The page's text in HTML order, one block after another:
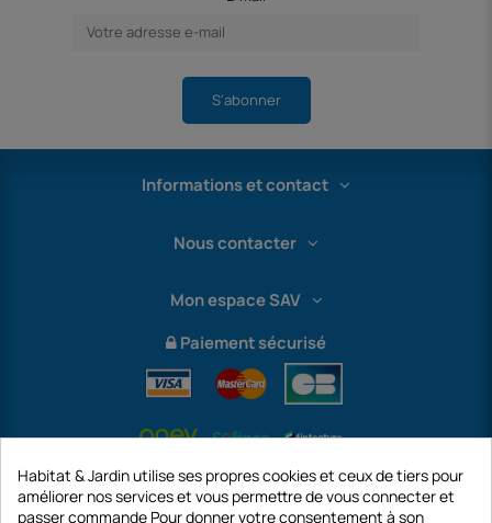
S'abonner
Informations et contact
Nous contacter
Mon espace SAV
Paiement sécurisé
Habitat & Jardin utilise ses propres cookies et ceux de tiers pour
améliorer nos services et vous permettre de vous connecter et
passer commande Pour donner votre consentement à son